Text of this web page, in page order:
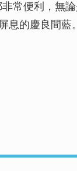
常便利，無
息的慶良間藍。